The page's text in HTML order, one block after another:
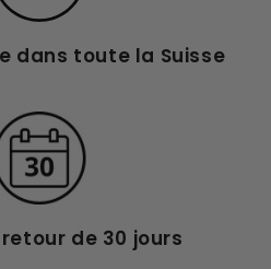
dans toute la Suisse
de 30 jours